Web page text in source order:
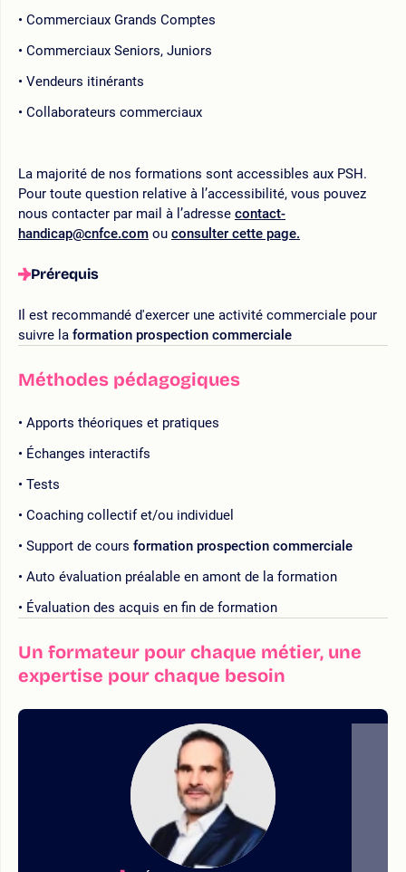
Commerciaux Grands Comptes
Commerciaux Seniors, Juniors
Vendeurs itinérants
Collaborateurs commerciaux
La majorité de nos formations sont accessibles aux PSH.
Pour toute question relative à l’accessibilité, vous pouvez
nous contacter par mail à l’adresse contact-
handicap@cnfce.com ou consulter cette page.
Prérequis
Il est recommandé d'exercer une activité commerciale pour
suivre la formation prospection commerciale
Méthodes pédagogiques
Apports théoriques et pratiques
Échanges interactifs
Tests
Coaching collectif et/ou individuel
Support de cours formation prospection commerciale
Auto évaluation préalable en amont de la formation
Évaluation des acquis en fin de formation
Un formateur pour chaque métier, une
expertise pour chaque besoin